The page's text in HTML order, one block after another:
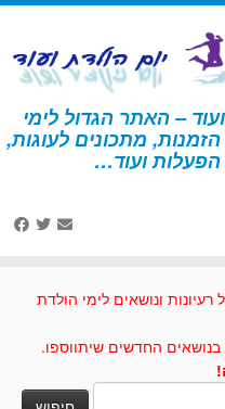
– האתר הגדול לימי
מתכונים לעוגות,
ועוד…
רעיונות ונושאים לימי הולדת
החדשים שיתווספו.